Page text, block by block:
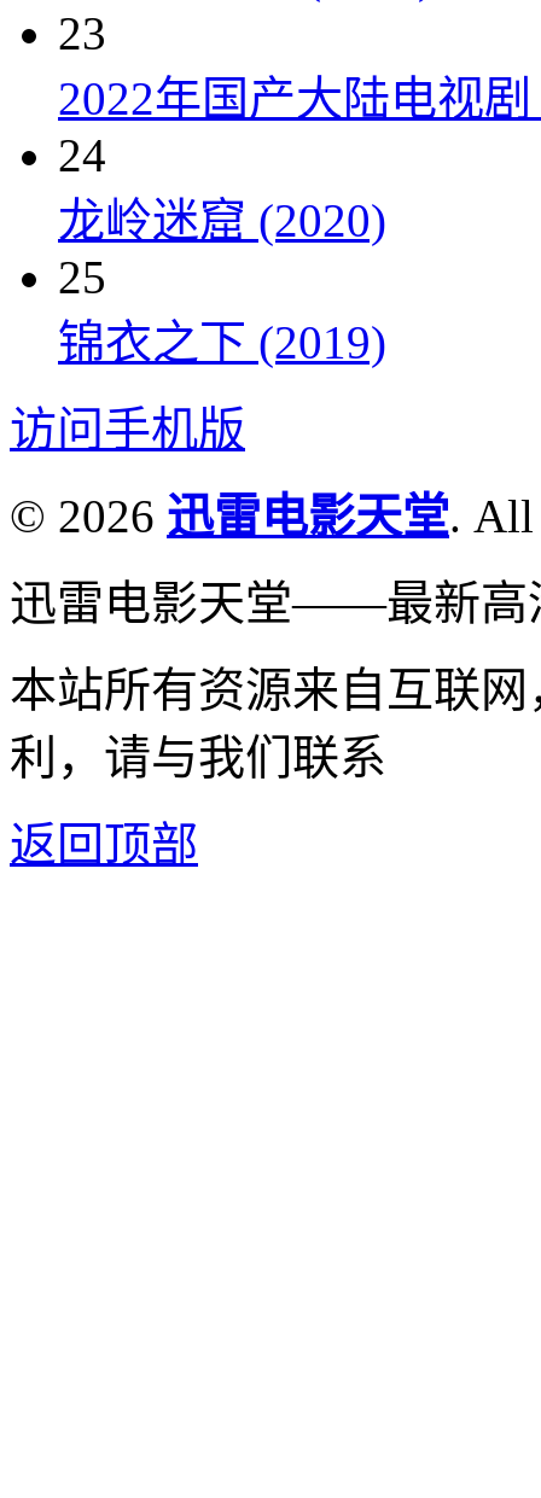
23
2022年国产大陆电视
24
龙岭迷窟 (2020)
25
锦衣之下 (2019)
访问手机版
© 2026 迅雷电影天堂. All
迅雷电影天堂——最新高
本站所有资源来自互联
利，请与我们联系
返回顶部